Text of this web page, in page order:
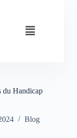
du Handicap
Blog